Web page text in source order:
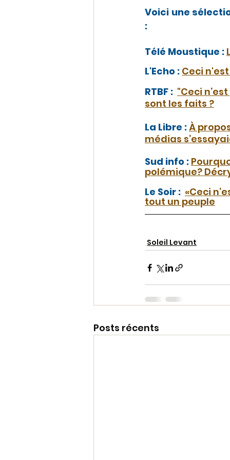
Voici une
:
Télé Moustique :
L'Echo : Ceci
RTBF : "Ceci
sont les faits ?
La Libre : À
médias
Sud info :
polémique?
Le Soir : «Ceci
tout un peuple
Soleil Levant
Posts récents